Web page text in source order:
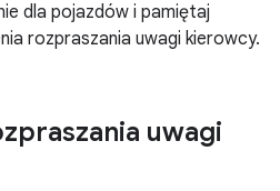
dla pojazdów i pamiętaj
rozpraszania uwagi kierowcy.
uwagi